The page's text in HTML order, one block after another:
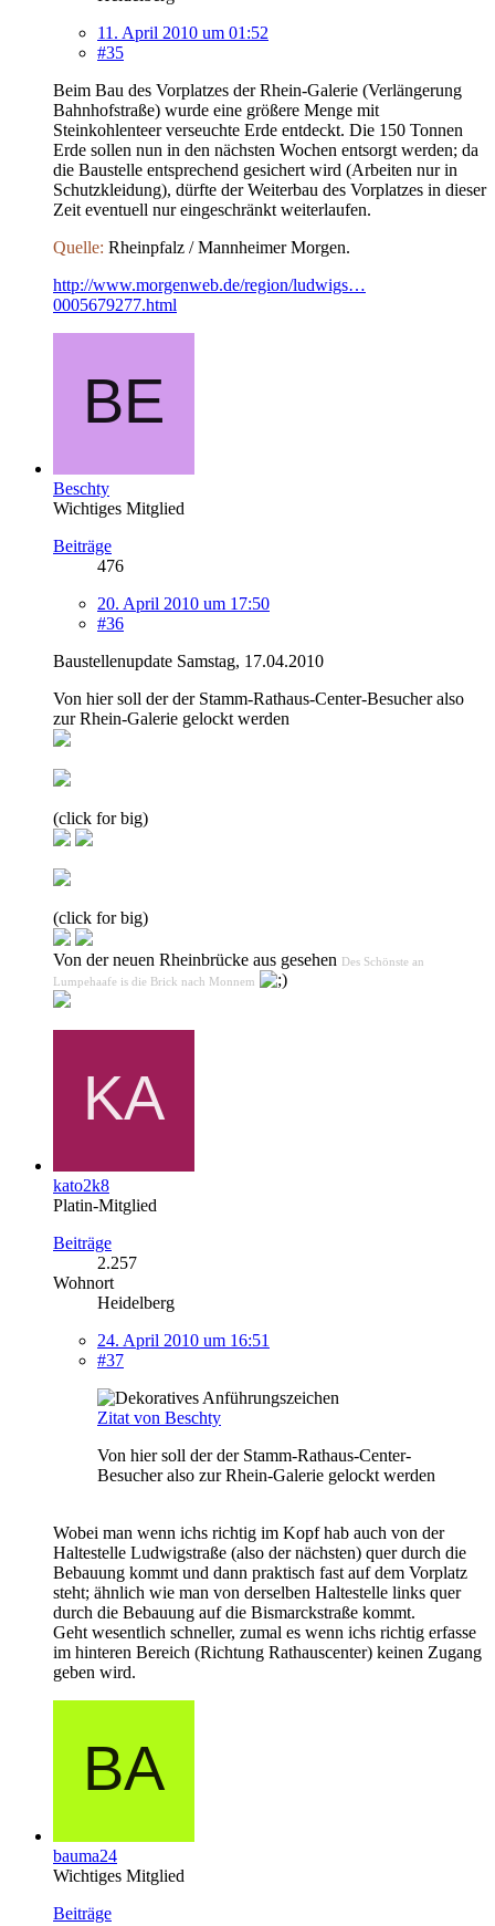
11. April 2010 um 01:52
#35
Beim Bau des Vorplatzes der Rhein-Galerie (Verlängerung
Bahnhofstraße) wurde eine größere Menge mit
Steinkohlenteer verseuchte Erde entdeckt. Die 150 Tonnen
Erde sollen nun in den nächsten Wochen entsorgt werden; da
die Baustelle entsprechend gesichert wird (Arbeiten nur in
Schutzkleidung), dürfte der Weiterbau des Vorplatzes in dieser
Zeit eventuell nur eingeschränkt weiterlaufen.
Quelle: Rheinpfalz / Mannheimer Morgen.
http://www.morgenweb.de/region/ludwigs…
0005679277.html
Beschty
Wichtiges Mitglied
Beiträge
476
20. April 2010 um 17:50
#36
Baustellenupdate Samstag, 17.04.2010
Von hier soll der der Stamm-Rathaus-Center-Besucher also
zur Rhein-Galerie gelockt werden
(click for big)
(click for big)
Von der neuen Rheinbrücke aus gesehen
Des Schönste an
Lumpehaafe is die Brick nach Monnem
kato2k8
Platin-Mitglied
Beiträge
2.257
Wohnort
Heidelberg
24. April 2010 um 16:51
#37
Zitat von Beschty
Von hier soll der der Stamm-Rathaus-Center-
Besucher also zur Rhein-Galerie gelockt werden
Wobei man wenn ichs richtig im Kopf hab auch von der
Haltestelle Ludwigstraße (also der nächsten) quer durch die
Bebauung kommt und dann praktisch fast auf dem Vorplatz
steht; ähnlich wie man von derselben Haltestelle links quer
durch die Bebauung auf die Bismarckstraße kommt.
Geht wesentlich schneller, zumal es wenn ichs richtig erfasse
im hinteren Bereich (Richtung Rathauscenter) keinen Zugang
geben wird.
bauma24
Wichtiges Mitglied
Beiträge